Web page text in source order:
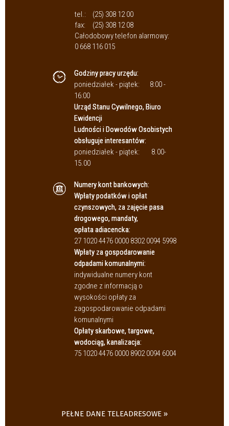
tel.:
(25) 308 12 00
fax:
(25) 308 12 08
Całodobowy telefon alarmowy:
0 668 116 015
Godziny pracy urzędu:
poniedziałek - piątek:
8:00 -
16:00
Urząd Stanu Cywilnego, Biuro
Ewidencji
Ludności i Dowodów Osobistych
obsługuje interesantów:
poniedziałek - piątek:
8.00-
15.00
Numery kont bankowych:
Wpłaty podatków i opłat
czynszowych, za zajęcie pasa
drogowego, mandaty,
opłata adiacencka:
27 1020 4476 0000 8302 0094 5998
Wpłaty za gospodarowanie
odpadami komunalnymi:
indywidualne numery kont
zgodne z informacją o
wysokości opłaty za
zagospodarowanie odpadami
komunalnymi
Opłaty skarbowe, targowe,
wodociąg, kanalizacja:
75 1020 4476 0000 8902 0094 6004
PEŁNE DANE TELEADRESOWE